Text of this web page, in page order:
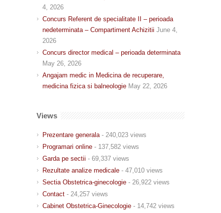
4, 2026
Concurs Referent de specialitate II – perioada
nedeterminata – Compartiment Achizitii June 4,
2026
Concurs director medical – perioada determinata
May 26, 2026
Angajam medic in Medicina de recuperare,
medicina fizica si balneologie May 22, 2026
Views
Prezentare generala - 240,023 views
Programari online - 137,582 views
Garda pe sectii - 69,337 views
Rezultate analize medicale - 47,010 views
Sectia Obstetrica-ginecologie - 26,922 views
Contact - 24,257 views
Cabinet Obstetrica-Ginecologie - 14,742 views